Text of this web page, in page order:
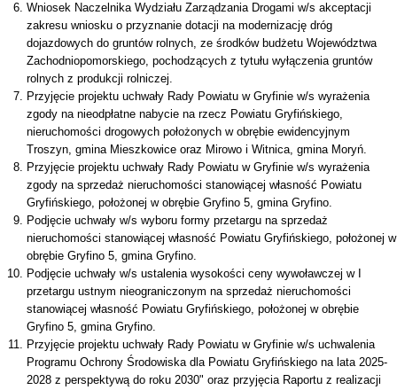
Wniosek Naczelnika Wydziału Zarządzania Drogami w/s akceptacji
zakresu wniosku o przyznanie dotacji na modernizację dróg
dojazdowych do gruntów rolnych, ze środków budżetu Województwa
Zachodniopomorskiego, pochodzących z tytułu wyłączenia gruntów
rolnych z produkcji rolniczej.
Przyjęcie projektu uchwały Rady Powiatu w Gryfinie w/s wyrażenia
zgody na nieodpłatne nabycie na rzecz Powiatu Gryfińskiego,
nieruchomości drogowych położonych w obrębie ewidencyjnym
Troszyn, gmina Mieszkowice oraz Mirowo i Witnica, gmina Moryń.
Przyjęcie projektu uchwały Rady Powiatu w Gryfinie w/s wyrażenia
zgody na sprzedaż nieruchomości stanowiącej własność Powiatu
Gryfińskiego, położonej w obrębie Gryfino 5, gmina Gryfino.
Podjęcie uchwały w/s wyboru formy przetargu na sprzedaż
nieruchomości stanowiącej własność Powiatu Gryfińskiego, położonej w
obrębie Gryfino 5, gmina Gryfino.
Podjęcie uchwały w/s ustalenia wysokości ceny wywoławczej w I
przetargu ustnym nieograniczonym na sprzedaż nieruchomości
stanowiącej własność Powiatu Gryfińskiego, położonej w obrębie
Gryfino 5, gmina Gryfino.
Przyjęcie projektu uchwały Rady Powiatu w Gryfinie w/s uchwalenia
Programu Ochrony Środowiska dla Powiatu Gryfińskiego na lata 2025-
2028 z perspektywą do roku 2030" oraz przyjęcia Raportu z realizacji